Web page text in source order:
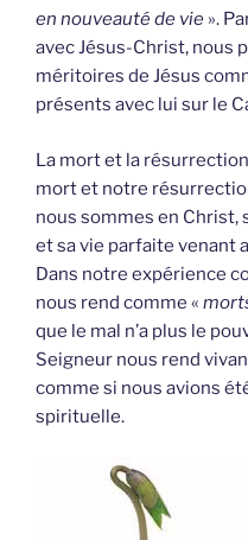
en nouveauté de vie ».
avec Jésus-Christ, nous
méritoires de Jésus
présents avec lui sur le
La mort et la
mort et notre
nous sommes en Christ,
et sa vie parfaite venant
Dans notre expérience
nous rend comme «
que le mal n’a plus le
Seigneur nous rend
comme si nous avions
spirituelle.